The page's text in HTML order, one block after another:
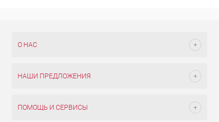
О НАС
НАШИ ПРЕДЛОЖЕНИЯ
ПОМОЩЬ И СЕРВИСЫ